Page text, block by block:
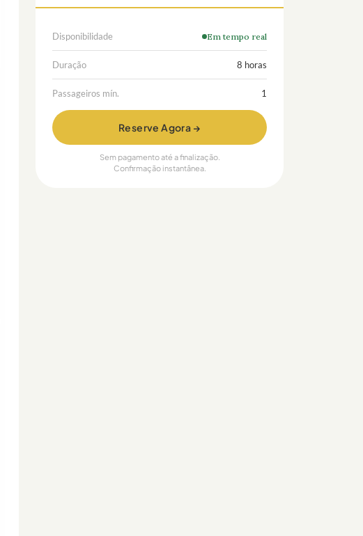
Disponibilidade Em tempo real
Duração 8 horas
Passageiros mín. 1
Reserve Agora →
Sem pagamento até a finalização.
Confirmação instantânea.